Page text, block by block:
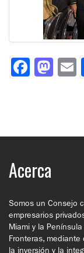
Acerca
Somos un Consejo
empresarios
Miami y la
Fronteras,
la inversión y la